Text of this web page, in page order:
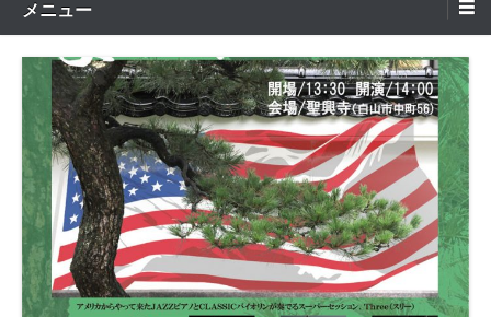
メニュー